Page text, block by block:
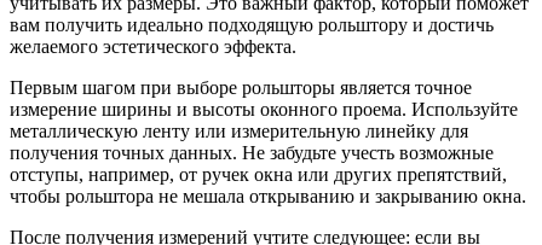
вам получить идеально подходящую рольштору и достичь
желаемого эстетического эффекта.
Первым шагом при выборе рольшторы является точное
измерение ширины и высоты оконного проема. Используйте
металлическую ленту или измерительную линейку для
получения точных данных. Не забудьте учесть возможные
отступы, например, от ручек окна или других препятствий,
чтобы рольштора не мешала открыванию и закрыванию окна.
После получения измерений учтите следующее: если вы